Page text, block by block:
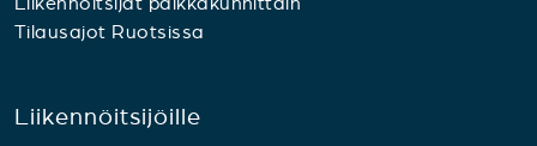
Tilausajot Ruotsissa
Liikennöitsijöille